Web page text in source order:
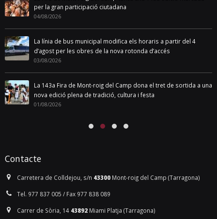
per la gran participació ciutadana
04/08/2026
La línia de bus municipal modifica els horaris a partir del 4
d’agost per les obres de la nova rotonda d’accés
03/08/2026
La 143a Fira de Mont-roig del Camp dona el tret de sortida a una
nova edició plena de tradició, cultura i festa
01/08/2026
Contacte
Carretera de Colldejou, s/n 43300 Mont-roig del Camp (Tarragona)
Tel. 977 837 005 / Fax 977 838 089
Carrer de Sòria, 14 43892 Miami Platja (Tarragona)